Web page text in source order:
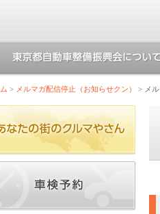
> メルマガ配信停止（お知らせクン） > メ